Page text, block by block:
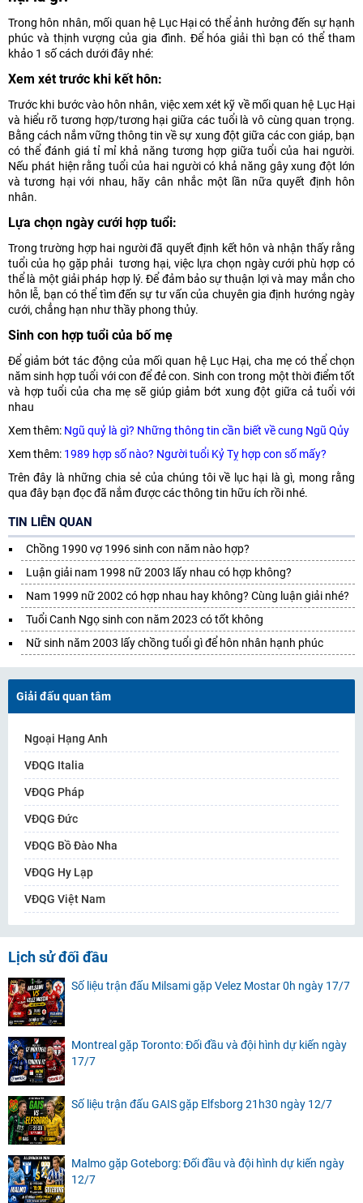
Trong hôn nhân, mối quan hệ Lục Hại có thể ảnh hưởng đến sự hạnh
phúc và thịnh vượng của gia đình. Để hóa giải thì bạn có thể tham
khảo 1 số cách dưới đây nhé:
Xem xét trước khi kết hôn:
Trước khi bước vào hôn nhân, việc xem xét kỹ về mối quan hệ Lục Hại
và hiểu rõ tương hợp/tương hại giữa các tuổi là vô cùng quan trọng.
Bằng cách nắm vững thông tin về sự xung đột giữa các con giáp, bạn
có thể đánh giá tỉ mỉ khả năng tương hợp giữa tuổi của hai người.
Nếu phát hiện rằng tuổi của hai người có khả năng gây xung đột lớn
và tương hại với nhau, hãy cân nhắc một lần nữa quyết định hôn
nhân.
Lựa chọn ngày cưới hợp tuổi:
Trong trường hợp hai người đã quyết định kết hôn và nhận thấy rằng
tuổi của họ gặp phải tương hại, việc lựa chọn ngày cưới phù hợp có
thể là một giải pháp hợp lý. Để đảm bảo sự thuận lợi và may mắn cho
hôn lễ, bạn có thể tìm đến sự tư vấn của chuyên gia định hướng ngày
cưới, chẳng hạn như thầy phong thủy.
Sinh con hợp tuổi của bố mẹ
Để giảm bớt tác động của mối quan hệ Lục Hại, cha mẹ có thể chọn
năm sinh hợp tuổi với con để đẻ con. Sinh con trong một thời điểm tốt
và hợp tuổi của cha mẹ sẽ giúp giảm bớt xung đột giữa cả tuổi với
nhau
Xem thêm: Ngũ quỷ là gì? Những thông tin cần biết về cung Ngũ Qủy
Xem thêm: 1989 hợp số nào? Người tuổi Kỷ Tỵ hợp con số mấy?
Trên đây là những chia sẻ của chúng tôi về lục hại là gì, mong rằng
qua đây bạn đọc đã nắm được các thông tin hữu ích rồi nhé.
TIN LIÊN QUAN
Chồng 1990 vợ 1996 sinh con năm nào hợp?
Luận giải nam 1998 nữ 2003 lấy nhau có hợp không?
Nam 1999 nữ 2002 có hợp nhau hay không? Cùng luận giải nhé?
Tuổi Canh Ngọ sinh con năm 2023 có tốt không
Nữ sinh năm 2003 lấy chồng tuổi gì để hôn nhân hạnh phúc
Giải đấu quan tâm
Ngoại Hạng Anh
VĐQG Italia
VĐQG Pháp
VĐQG Đức
VĐQG Bồ Đào Nha
VĐQG Hy Lạp
VĐQG Việt Nam
Lịch sử đối đầu
Số liệu trận đấu Milsami gặp Velez Mostar 0h ngày 17/7
Montreal gặp Toronto: Đối đầu và đội hình dự kiến ngày
17/7
Số liệu trận đấu GAIS gặp Elfsborg 21h30 ngày 12/7
Malmo gặp Goteborg: Đối đầu và đội hình dự kiến ngày
12/7